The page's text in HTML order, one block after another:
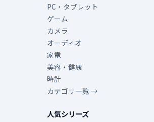
PC・タブレット
ゲーム
カメラ
オーディオ
家電
美容・健康
時計
カテゴリ一覧 →
人気シリーズ